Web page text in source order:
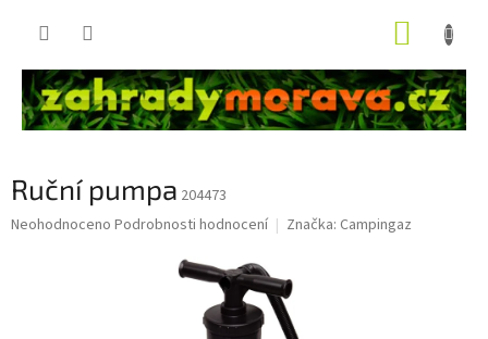
Ruční pumpa 204473
Průměrné
Neohodnoceno Podrobnosti hodnocení Značka: Campingaz